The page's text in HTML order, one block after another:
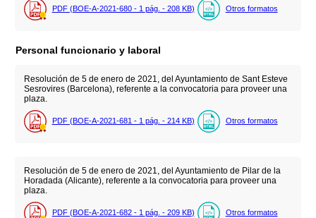
PDF (BOE-A-2021-680 - 1 pág. - 208 KB) Otros formatos
Personal funcionario y laboral
Resolución de 5 de enero de 2021, del Ayuntamiento de Sant Esteve
Sesrovires (Barcelona), referente a la convocatoria para proveer una
plaza.
PDF (BOE-A-2021-681 - 1 pág. - 214 KB) Otros formatos
Resolución de 5 de enero de 2021, del Ayuntamiento de Pilar de la
Horadada (Alicante), referente a la convocatoria para proveer una
plaza.
PDF (BOE-A-2021-682 - 1 pág. - 209 KB) Otros formatos